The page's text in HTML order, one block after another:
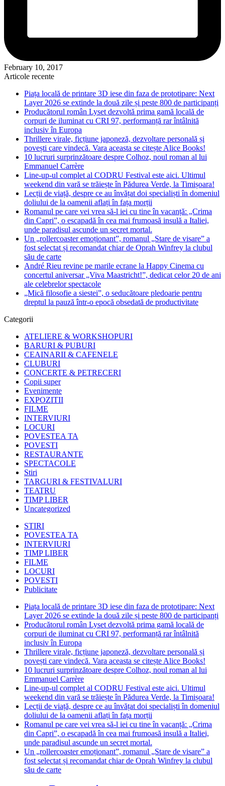
February 10, 2017
Articole recente
Piața locală de printare 3D iese din faza de prototipare: Next
Layer 2026 se extinde la două zile și peste 800 de participanți
Producătorul român Lyset dezvoltă prima gamă locală de
corpuri de iluminat cu CRI 97, performanță rar întâlnită
inclusiv în Europa
Thrillere virale, ficțiune japoneză, dezvoltare personală și
povești care vindecă. Vara aceasta se citește Alice Books!
10 lucruri surprinzătoare despre Colhoz, noul roman al lui
Emmanuel Carrère
Line-up-ul complet al CODRU Festival este aici. Ultimul
weekend din vară se trăiește în Pădurea Verde, la Timișoara!
Lecții de viață, despre ce au învățat doi specialiști în domeniul
doliului de la oamenii aflați în fața morții
Romanul pe care vei vrea să-l iei cu tine în vacanță: „Crima
din Capri”, o escapadă în cea mai frumoasă insulă a Italiei,
unde paradisul ascunde un secret mortal.
Un „rollercoaster emoționant”, romanul „Stare de visare” a
fost selectat și recomandat chiar de Oprah Winfrey la clubul
său de carte
André Rieu revine pe marile ecrane la Happy Cinema cu
concertul aniversar „Viva Maastricht!”, dedicat celor 20 de ani
ale celebrelor spectacole
„Mică filosofie a siestei”, o seducătoare pledoarie pentru
dreptul la pauză într-o epocă obsedată de productivitate
Categorii
ATELIERE & WORKSHOPURI
BARURI & PUBURI
CEAINARII & CAFENELE
CLUBURI
CONCERTE & PETRECERI
Copii super
Evenimente
EXPOZITII
FILME
INTERVIURI
LOCURI
POVESTEA TA
POVESTI
RESTAURANTE
SPECTACOLE
Stiri
TARGURI & FESTIVALURI
TEATRU
TIMP LIBER
Uncategorized
STIRI
POVESTEA TA
INTERVIURI
TIMP LIBER
FILME
LOCURI
POVESTI
Publicitate
Piața locală de printare 3D iese din faza de prototipare: Next
Layer 2026 se extinde la două zile și peste 800 de participanți
Producătorul român Lyset dezvoltă prima gamă locală de
corpuri de iluminat cu CRI 97, performanță rar întâlnită
inclusiv în Europa
Thrillere virale, ficțiune japoneză, dezvoltare personală și
povești care vindecă. Vara aceasta se citește Alice Books!
10 lucruri surprinzătoare despre Colhoz, noul roman al lui
Emmanuel Carrère
Line-up-ul complet al CODRU Festival este aici. Ultimul
weekend din vară se trăiește în Pădurea Verde, la Timișoara!
Lecții de viață, despre ce au învățat doi specialiști în domeniul
doliului de la oamenii aflați în fața morții
Romanul pe care vei vrea să-l iei cu tine în vacanță: „Crima
din Capri”, o escapadă în cea mai frumoasă insulă a Italiei,
unde paradisul ascunde un secret mortal.
Un „rollercoaster emoționant”, romanul „Stare de visare” a
fost selectat și recomandat chiar de Oprah Winfrey la clubul
său de carte